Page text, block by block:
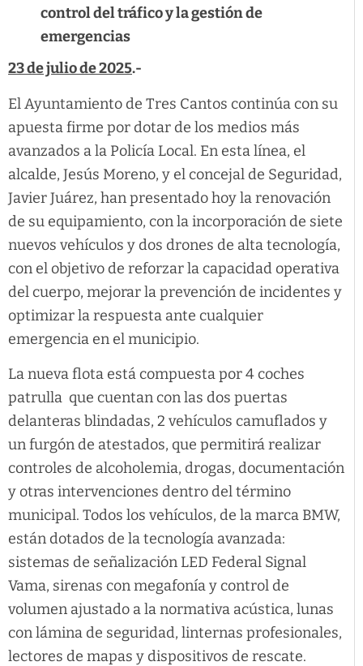
control del tráfico y la gestión de
emergencias
23 de julio de 2025.-
El Ayuntamiento de Tres Cantos continúa con su
apuesta firme por dotar de los medios más
avanzados a la Policía Local. En esta línea, el
alcalde, Jesús Moreno, y el concejal de Seguridad,
Javier Juárez, han presentado hoy la renovación
de su equipamiento, con la incorporación de siete
nuevos vehículos y dos drones de alta tecnología,
con el objetivo de reforzar la capacidad operativa
del cuerpo, mejorar la prevención de incidentes y
optimizar la respuesta ante cualquier
emergencia en el municipio.
La nueva flota está compuesta por 4 coches
patrulla que cuentan con las dos puertas
delanteras blindadas, 2 vehículos camuflados y
un furgón de atestados, que permitirá realizar
controles de alcoholemia, drogas, documentación
y otras intervenciones dentro del término
municipal. Todos los vehículos, de la marca BMW,
están dotados de la tecnología avanzada:
sistemas de señalización LED Federal Signal
Vama, sirenas con megafonía y control de
volumen ajustado a la normativa acústica, lunas
con lámina de seguridad, linternas profesionales,
lectores de mapas y dispositivos de rescate.